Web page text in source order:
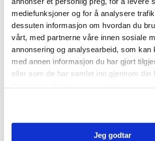
mediefunksjoner og for å analysere
dessuten informasjon om hvordan du
vårt, med partnerne våre innen sosiale
annonsering og analysearbeid, som kan
med annen informasjon du har gjort
eller som de har samlet inn gjennom din
Jeg godtar
Komplett toppløsning
NOBI Stormur har en sømløs overgang
effektiv fremdrift, samtidig som du får
helhetlig sluttresultat.